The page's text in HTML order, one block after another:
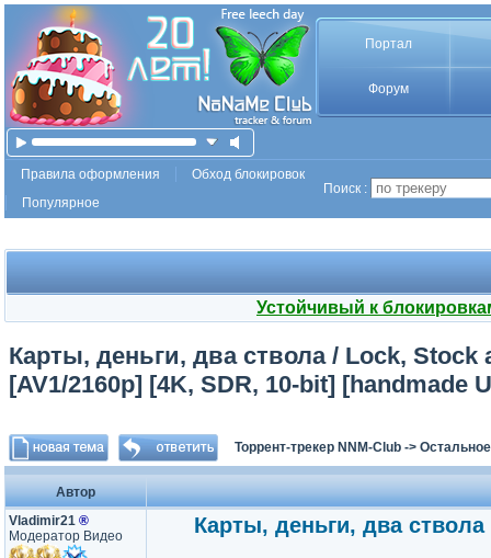
Портал
Форум
Правила оформления
Обход блокировок
Популярное
Поиск :
Устойчивый к
Карты, деньги, два ствола / Lock,
[AV1/2160p] [4K, SDR, 10-bit] [handmade
Торрент-трекер NNM-Club -> Остальное
Автор
Vladimir21 ®
Модератор Видео
Карты, деньги, два